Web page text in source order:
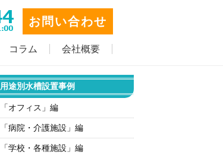
お問い合わせ
コラム 会社概要
用途別水槽設置事例
「オフィス」編
「病院・介護施設」編
「学校・各種施設」編